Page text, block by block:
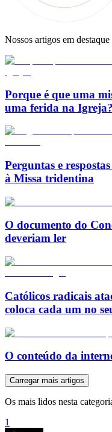
Nossos artigos em destaque
Porque é que uma
uma ferida na Igreja?
Perguntas e
à Missa tridentina
O documento do
deveriam ler
Católicos radicais
coloca cada um no
O conteúdo da
Carregar mais artigos
Os mais lidos nesta
1